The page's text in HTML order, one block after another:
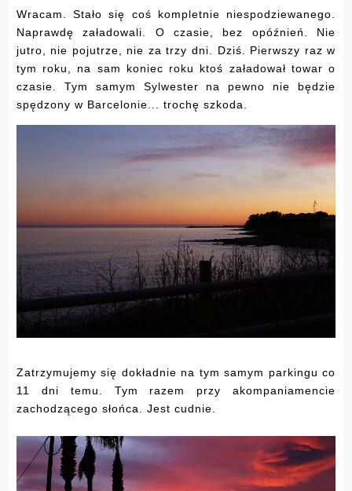
Wracam. Stało się coś kompletnie niespodziewanego.
Naprawdę załadowali. O czasie, bez opóźnień. Nie
jutro, nie pojutrze, nie za trzy dni. Dziś. Pierwszy raz w
tym roku, na sam koniec roku ktoś załadował towar o
czasie. Tym samym Sylwester na pewno nie będzie
spędzony w Barcelonie... trochę szkoda.
Zatrzymujemy się dokładnie na tym samym parkingu co
11 dni temu. Tym razem przy akompaniamencie
zachodzącego słońca. Jest cudnie.